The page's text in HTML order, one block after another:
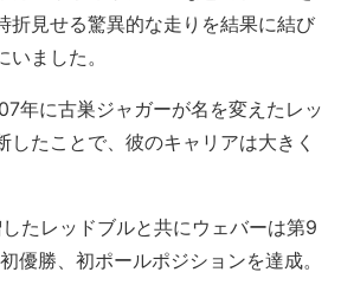
折見せる驚異的な走りを結果に結び
ました。
年に古巣ジャガーが名を変えたレッ
したことで、彼のキャリアは大きく
たレッドブルと共にウェバーは第9
優勝、初ポールポジションを達成。